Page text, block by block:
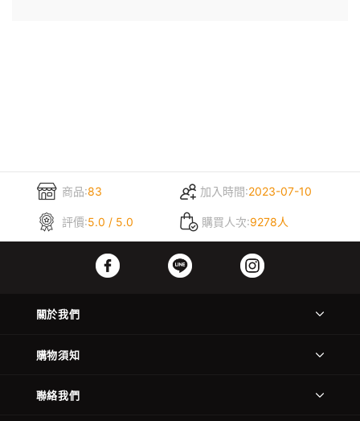
商品:83 加入時間:2023-07-10
評價:5.0 / 5.0 購買人次:9278人
關於我們
購物須知
聯絡我們